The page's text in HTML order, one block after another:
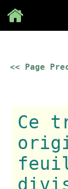
<< Page
Ce